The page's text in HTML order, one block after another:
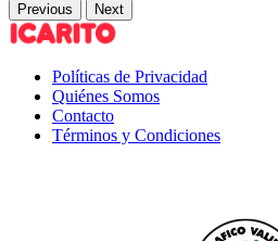
Previous Next
Políticas de Privacidad
Quiénes Somos
Contacto
Términos y Condiciones